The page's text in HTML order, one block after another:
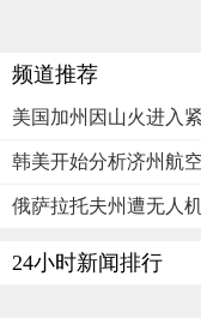
频道推荐
美国加州因山火进入
韩美开始分析济州航
俄萨拉托夫州遭无人
24小时新闻排行